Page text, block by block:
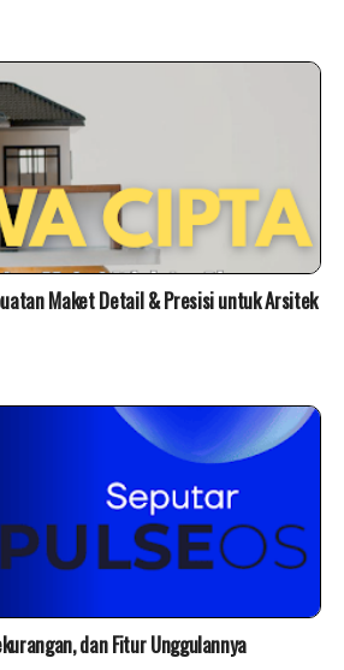
Maket Detail & Presisi untuk Arsitek
dan Fitur Unggulannya